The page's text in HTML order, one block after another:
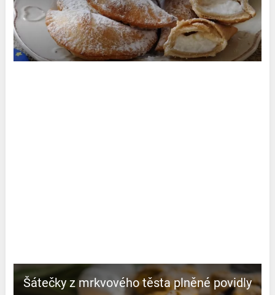
Šátečky z mrkvového těsta plněné povidly